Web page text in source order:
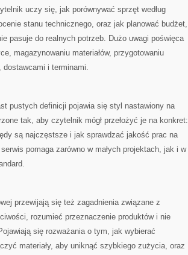
uczy się, jak porównywać sprzęt według
stanu technicznego, oraz jak planować budżet,
pasuje do realnych potrzeb. Dużo uwagi poświęca
magazynowaniu materiałów, przygotowaniu
i terminami.
pustych definicji pojawia się styl nastawiony na
tak, aby czytelnik mógł przełożyć je na konkret:
są najczęstsze i jak sprawdzać jakość prac na
pomaga zarówno w małych projektach, jak i w
przewijają się też zagadnienia związane z
rozumieć przeznaczenie produktów i nie
się rozważania o tym, jak wybierać
materiały, aby uniknąć szybkiego zużycia, oraz